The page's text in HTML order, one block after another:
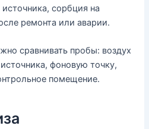
сорбция на
ремонта или аварии.
сравнивать пробы: воздух
фоновую точку,
помещение.